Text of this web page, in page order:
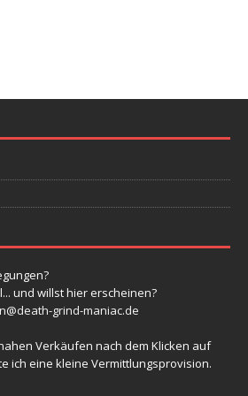
und willst hier erscheinen?
grind-maniac.de
Verkäufen nach dem Klicken auf
ich eine kleine Vermittlungsprovision.